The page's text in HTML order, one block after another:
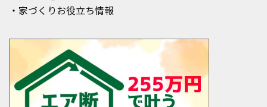
・家づくりお役立ち情報